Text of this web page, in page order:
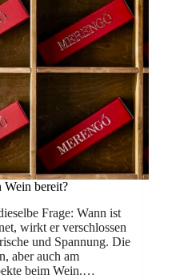
Wein bereit?
Frage: Wann ist
wirkt er verschlossen
und Spannung. Die
aber auch am
beim Wein.…